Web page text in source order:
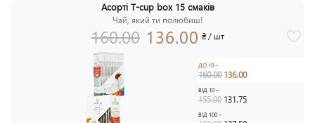
Асорті T-cup box 15 смаків
Чай, який ти полюбиш!
160.00 136.00 ₴ / шт
ДО 10 –
160.00136.00
ВІД 10 –
155.00 131.75
ВІД 100 –